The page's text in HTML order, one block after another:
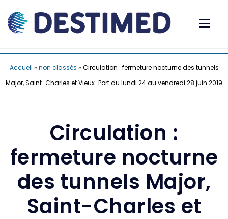
Accueil » non classés » Circulation : fermeture nocturne des tunnels
Major, Saint-Charles et Vieux-Port du lundi 24 au vendredi 28 juin 2019
Circulation :
fermeture nocturne
des tunnels Major,
Saint-Charles et